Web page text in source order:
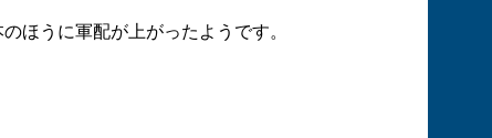
ほうに軍配が上がったようです。